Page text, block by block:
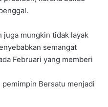
juga mungkin tidak layak
semangat
Februari yang memberi
Bersatu menjadi